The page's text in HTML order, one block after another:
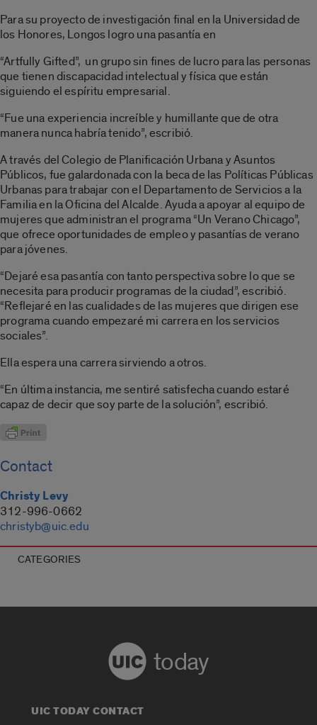
Para su proyecto de investigación final en la Universidad de
los Honores, Longos logro una pasantía en
“Artfully Gifted”, un grupo sin fines de lucro para las personas
que tienen discapacidad intelectual y física que están
siguiendo el espíritu empresarial.
“Fue una experiencia increíble y humillante que de otra
manera nunca habría tenido”, escribió.
A través del Colegio de Planificación Urbana y Asuntos
Públicos, fue galardonada con la beca de las Políticas Públicas
Urbanas para trabajar con el Departamento de Servicios a la
Familia en la Oficina del Alcalde. Ayuda a apoyar al equipo de
mujeres que administran el programa “Un Verano Chicago”,
que ofrece oportunidades de empleo y pasantías de verano
para jóvenes.
“Dejaré esa pasantía con tanto perspectiva sobre lo que se
necesita para producir programas de la ciudad”, escribió.
“Reflejaré en las cualidades de las mujeres que dirigen ese
programa cuando empezaré mi carrera en los servicios
sociales”.
Ella espera una carrera sirviendo a otros.
“En última instancia, me sentiré satisfecha cuando estaré
capaz de decir que soy parte de la solución”, escribió.
Contact
Christy Levy
312-996-0662
christyb@uic.edu
CATEGORIES
today
UIC TODAY CONTACT